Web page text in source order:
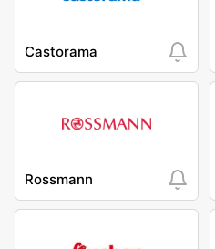
Castorama
Rossmann